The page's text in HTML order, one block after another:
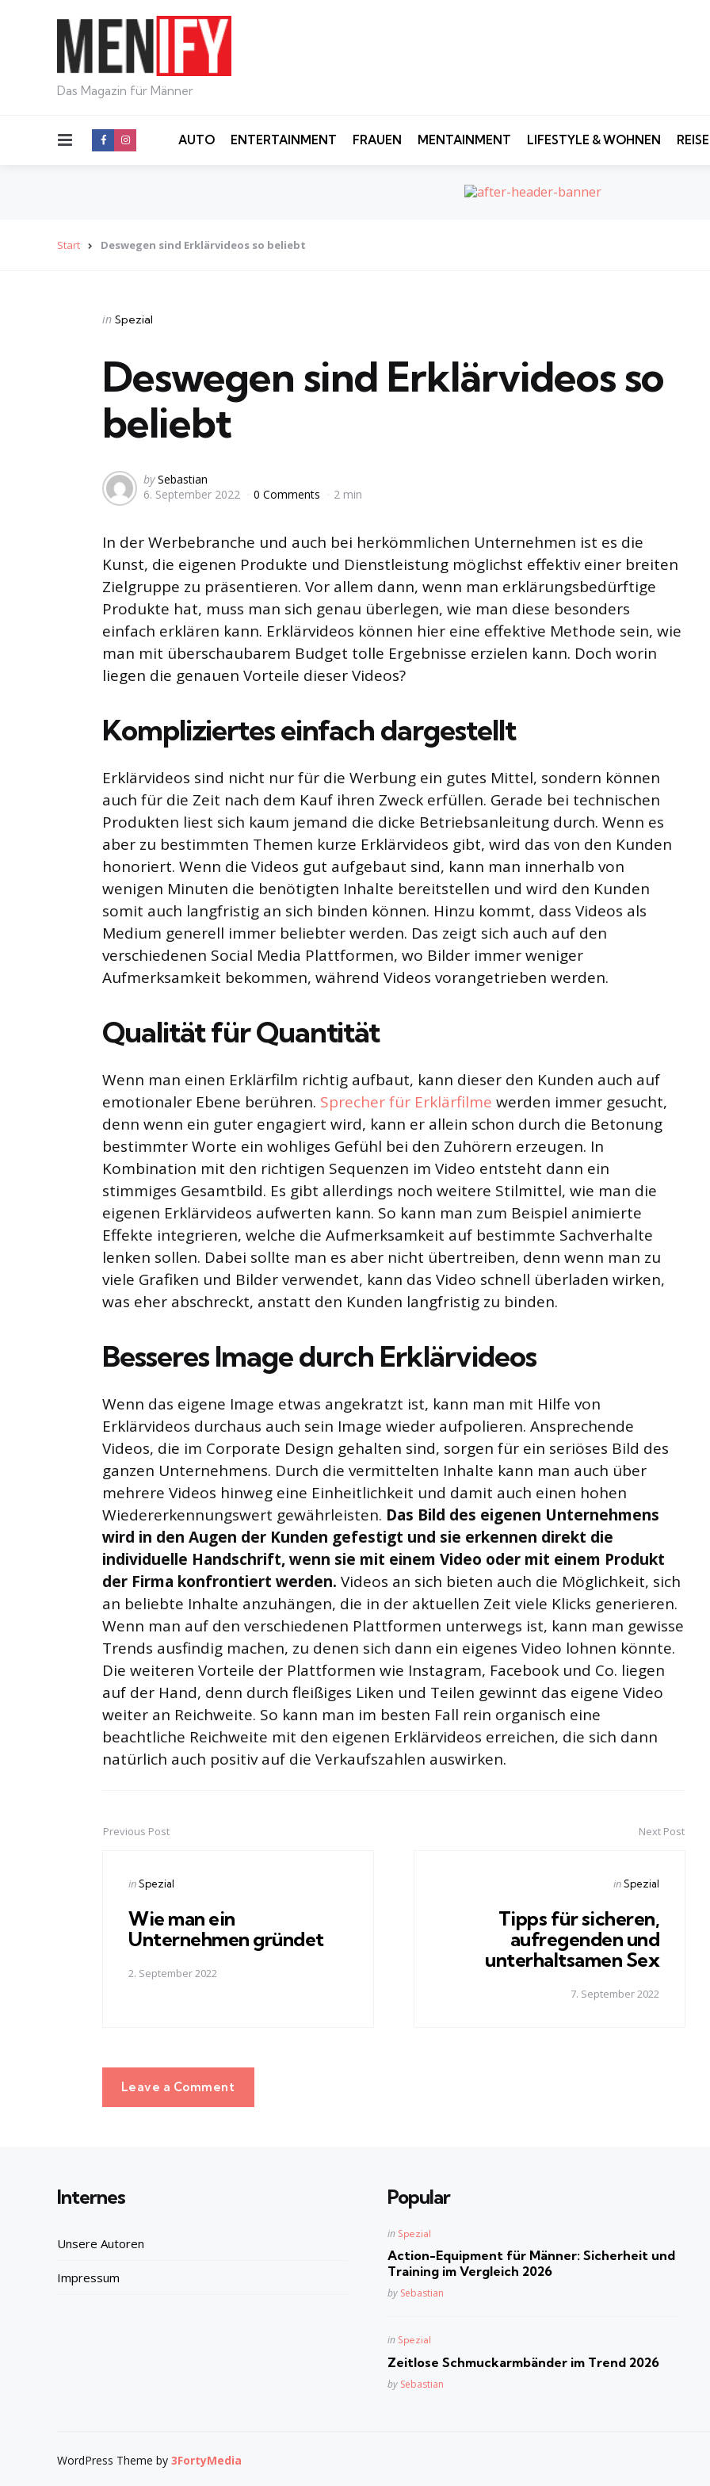
Das Magazin für Männer
Menu AUTO ENTERTAINMENT FRAUEN MENTAINMENT LIFESTYLE & WOHNEN
Start Deswegen sind Erklärvideos so beliebt
Categories
Posted
in Spezial
Deswegen sind Erklärvideos so
beliebt
Posted
by
by Sebastian
6. September 2022
0 Comments 2 min
In der Werbebranche und auch bei herkömmlichen Unternehmen ist es die
Kunst, die eigenen Produkte und Dienstleistung möglichst effektiv einer breiten
Zielgruppe zu präsentieren. Vor allem dann, wenn man erklärungsbedürftige
Produkte hat, muss man sich genau überlegen, wie man diese besonders
einfach erklären kann. Erklärvideos können hier eine effektive Methode sein, wie
man mit überschaubarem Budget tolle Ergebnisse erzielen kann. Doch worin
liegen die genauen Vorteile dieser Videos?
Kompliziertes einfach dargestellt
Erklärvideos sind nicht nur für die Werbung ein gutes Mittel, sondern können
auch für die Zeit nach dem Kauf ihren Zweck erfüllen. Gerade bei technischen
Produkten liest sich kaum jemand die dicke Betriebsanleitung durch. Wenn es
aber zu bestimmten Themen kurze Erklärvideos gibt, wird das von den Kunden
honoriert. Wenn die Videos gut aufgebaut sind, kann man innerhalb von
wenigen Minuten die benötigten Inhalte bereitstellen und wird den Kunden
somit auch langfristig an sich binden können. Hinzu kommt, dass Videos als
Medium generell immer beliebter werden. Das zeigt sich auch auf den
verschiedenen Social Media Plattformen, wo Bilder immer weniger
Aufmerksamkeit bekommen, während Videos vorangetrieben werden.
Qualität für Quantität
Wenn man einen Erklärfilm richtig aufbaut, kann dieser den Kunden auch auf
emotionaler Ebene berühren. Sprecher für Erklärfilme werden immer gesucht,
denn wenn ein guter engagiert wird, kann er allein schon durch die Betonung
bestimmter Worte ein wohliges Gefühl bei den Zuhörern erzeugen. In
Kombination mit den richtigen Sequenzen im Video entsteht dann ein
stimmiges Gesamtbild. Es gibt allerdings noch weitere Stilmittel, wie man die
eigenen Erklärvideos aufwerten kann. So kann man zum Beispiel animierte
Effekte integrieren, welche die Aufmerksamkeit auf bestimmte Sachverhalte
lenken sollen. Dabei sollte man es aber nicht übertreiben, denn wenn man zu
viele Grafiken und Bilder verwendet, kann das Video schnell überladen wirken,
was eher abschreckt, anstatt den Kunden langfristig zu binden.
Besseres Image durch Erklärvideos
Wenn das eigene Image etwas angekratzt ist, kann man mit Hilfe von
Erklärvideos durchaus auch sein Image wieder aufpolieren. Ansprechende
Videos, die im Corporate Design gehalten sind, sorgen für ein seriöses Bild des
ganzen Unternehmens. Durch die vermittelten Inhalte kann man auch über
mehrere Videos hinweg eine Einheitlichkeit und damit auch einen hohen
Wiedererkennungswert gewährleisten. Das Bild des eigenen Unternehmens
wird in den Augen der Kunden gefestigt und sie erkennen direkt die
individuelle Handschrift, wenn sie mit einem Video oder mit einem Produkt
der Firma konfrontiert werden. Videos an sich bieten auch die Möglichkeit, sich
an beliebte Inhalte anzuhängen, die in der aktuellen Zeit viele Klicks generieren.
Wenn man auf den verschiedenen Plattformen unterwegs ist, kann man gewisse
Trends ausfindig machen, zu denen sich dann ein eigenes Video lohnen könnte.
Die weiteren Vorteile der Plattformen wie Instagram, Facebook und Co. liegen
auf der Hand, denn durch fleißiges Liken und Teilen gewinnt das eigene Video
weiter an Reichweite. So kann man im besten Fall rein organisch eine
beachtliche Reichweite mit den eigenen Erklärvideos erreichen, die sich dann
natürlich auch positiv auf die Verkaufszahlen auswirken.
Post
navigation
Previous Post
Posted
inSpezial
Wie man ein
Unternehmen gründet
2. September 2022
Next Post
Posted
inSpezial
Tipps für sicheren,
aufregenden und
unterhaltsamen Sex
7. September 2022
Leave a Comment
Internes
Unsere Autoren
Impressum
Popular
Posted
in Spezial
Action-Equipment für Männer: Sicherheit und
Training im Vergleich 2026
Posted
by Sebastian
Posted
in Spezial
Zeitlose Schmuckarmbänder im Trend 2026
Posted
by Sebastian
WordPress Theme by 3FortyMedia